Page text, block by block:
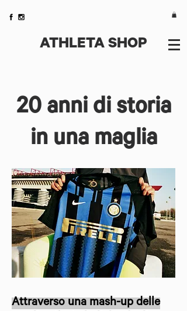
ATHLETA SHOP
20 anni di storia
in una maglia
Attraverso una mash-up delle